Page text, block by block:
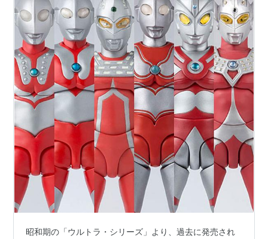
昭和期の「ウルトラ・シリーズ」より、過去に発売され